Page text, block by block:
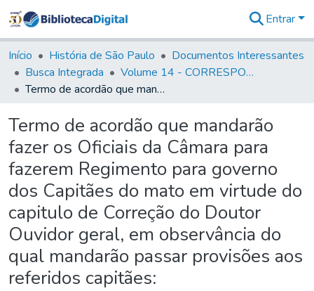
&
Coleções
Tudo na
Biblioteca
Estatísticas
Entrar
Início História de São Paulo
Documentos Interessantes
Busca Integrada
Volume 14 - CORRESPONDENCIAS DIVERSAS
Termo de acordão que mandarão fazer os Oficiais da Câmara para fazerem Regimento para governo dos Capitães do mato em virtude do capitulo de Correção do Doutor Ouvidor geral, em observância do qual mandarão passar provisões aos referidos capitães:
Termo de acordão que mandarão
fazer os Oficiais da Câmara para
fazerem Regimento para governo
dos Capitães do mato em virtude do
capitulo de Correção do Doutor
Ouvidor geral, em observância do
qual mandarão passar provisões aos
referidos capitães: